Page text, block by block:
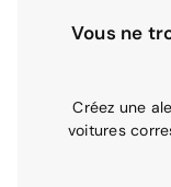
Vous ne
Créez une
voitures